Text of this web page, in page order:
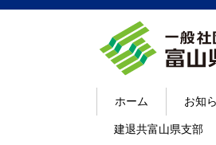
ホーム お知
建退共富山県支部